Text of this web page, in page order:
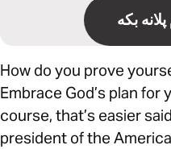
بکە
How do you prove
Embrace God’s plan for
course, that’s easier
president of the